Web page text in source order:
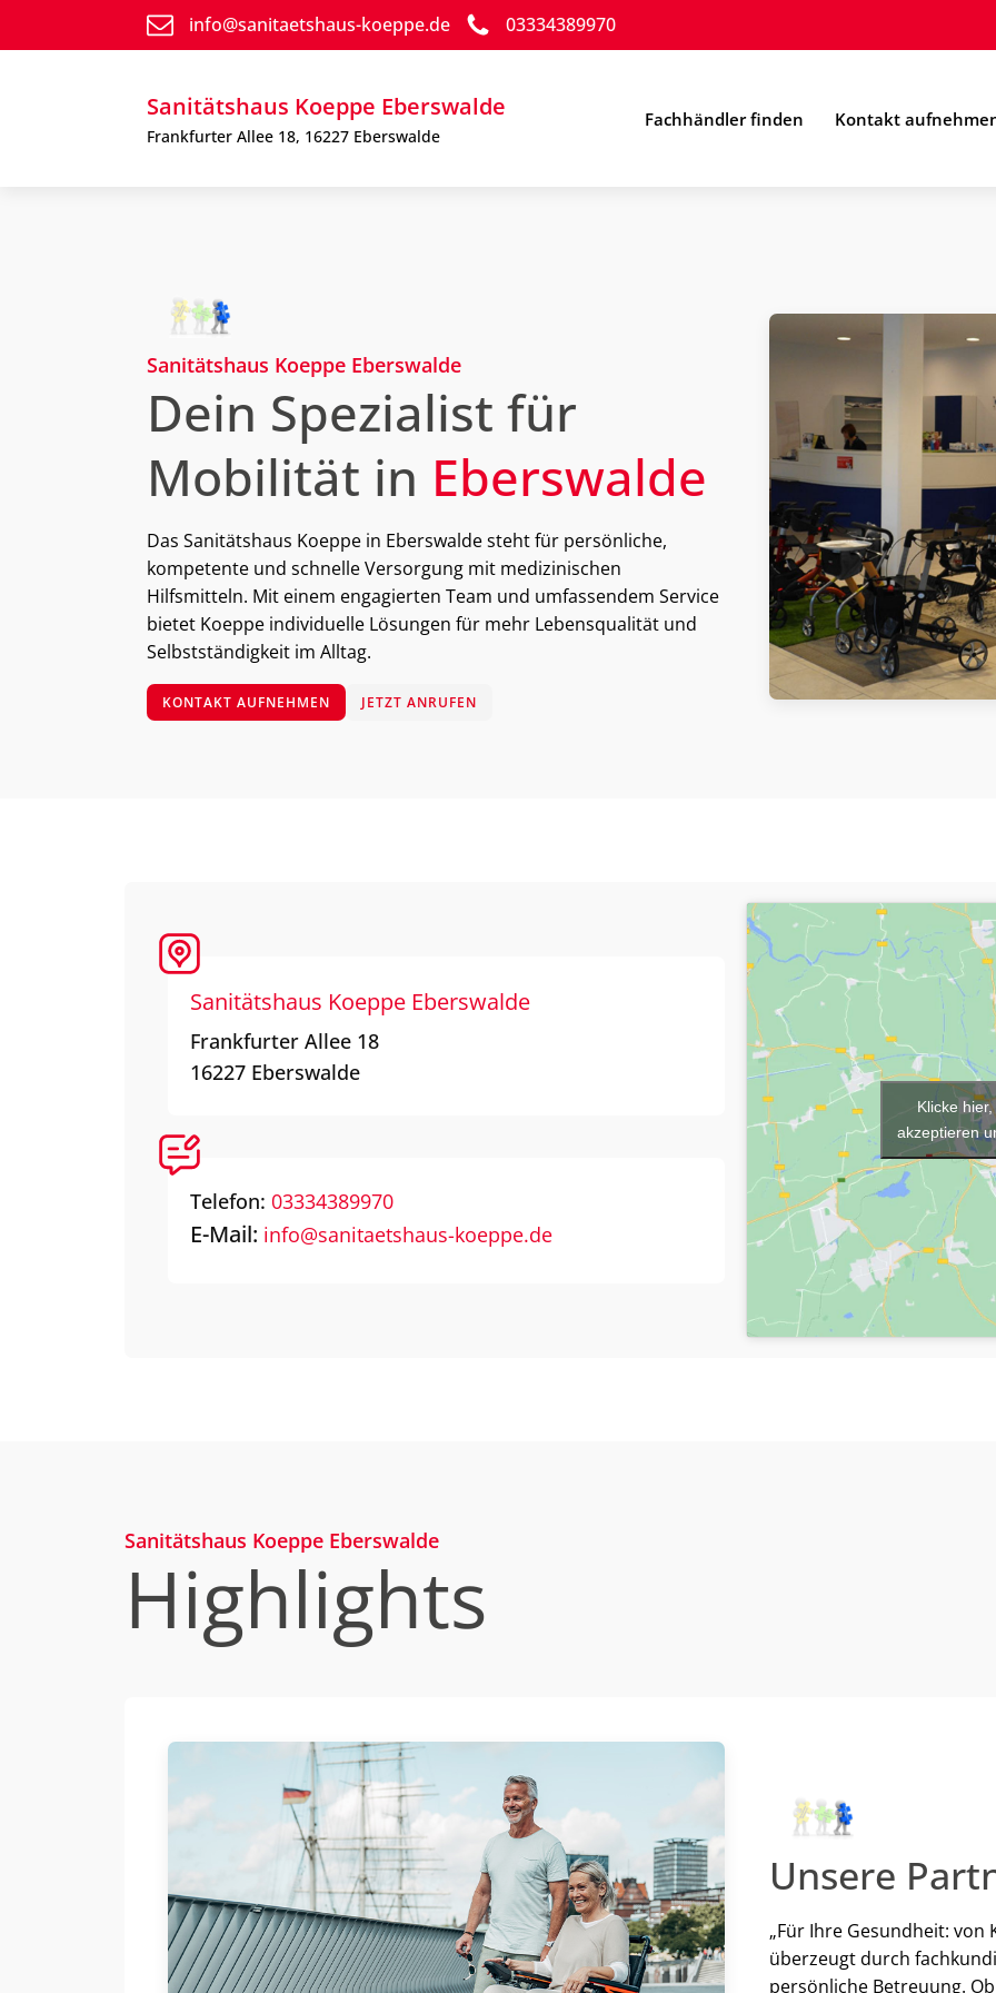
info@sanitaetshaus-koeppe.de 03334389970
Sanitätshaus Koeppe Eberswalde
Frankfurter Allee 18, 16227 Eberswalde
Fachhändler finden Kontakt
Sanitätshaus Koeppe Eberswalde
Dein Spezialist für
Mobilität in Eberswalde
Das Sanitätshaus Koeppe in Eberswalde steht für persönliche,
kompetente und schnelle Versorgung mit medizinischen
Hilfsmitteln. Mit einem engagierten Team und umfassendem Service
bietet Koeppe individuelle Lösungen für mehr Lebensqualität und
Selbstständigkeit im Alltag.
KONTAKT AUFNEHMEN JETZT ANRUFEN
Sanitätshaus Koeppe Eberswalde
Frankfurter Allee 18
16227 Eberswalde
Telefon: 03334389970
E-Mail: info@sanitaetshaus-koeppe.de
Klicke
akzeptieren
Sanitätshaus Koeppe Eberswalde
Highlights
Unsere
„Für Ihre Gesundheit: von
überzeugt durch
persönliche Betreuung.